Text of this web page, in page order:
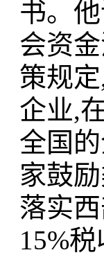
书。
会资
策规
企业,
全国
家鼓
落实
15%